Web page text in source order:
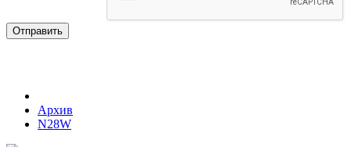
Отправить
Архив
N28W